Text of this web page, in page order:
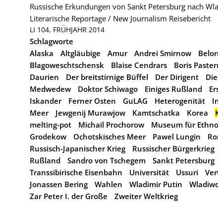
Russische Erkundungen von Sankt Petersburg nach
Literarische Reportage / New Journalism Reisebericht
LI 104, FRÜHJAHR 2014
Schlagworte
Alaska
Altgläubige Amur Andrei Smirnow
Blagoweschtschensk
Blaise Cendrars Boris
Daurien
Der breitstirnige Büffel Der Dirigent
Medwedew
Doktor Schiwago Einiges Rußland
Iskander
Ferner Osten GuLAG Heterogenität
Meer
Jewgenij Murawjow Kamtschatka Korea
melting-pot
Michail Prochorow Museum für
Grodekow
Ochotskisches Meer Pawel Lungin
Russisch-Japanischer Krieg
Russischer Bürgerkrieg
Rußland
Sandro von Tschegem Sankt Petersburg
Transsibirische Eisenbahn
Universität Ussuri
Jonassen Bering
Wahlen Wladimir Putin
Zar Peter I. der Große
Zweiter Weltkrieg